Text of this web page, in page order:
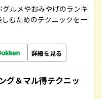
ルメやおみやげのランキ
むためのテクニックを一
詳細を見る
＆マル得テクニッ